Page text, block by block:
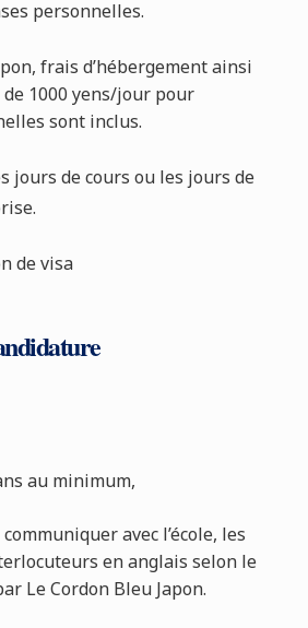
personnelles.
frais d’hébergement ainsi
de 1000 yens/jour pour
sont inclus.
jours de cours ou les jours de
de visa
au minimum,
avec l’école, les
en anglais selon le
Le Cordon Bleu Japon.